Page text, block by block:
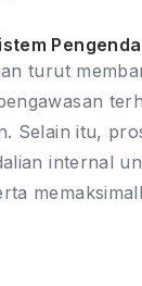
turut
Selain itu,
internal